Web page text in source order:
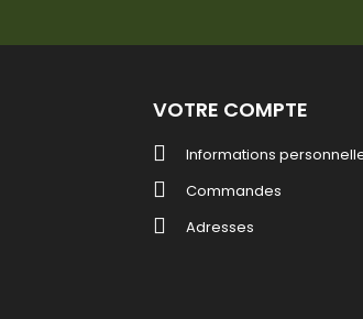
VOTRE COMPTE
Informations
Commandes
Adresses